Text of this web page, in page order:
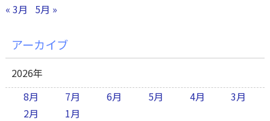
« 3月 5月 »
アーカイブ
2026年
8月
7月 6月 5月 4月
3月
2月
1月